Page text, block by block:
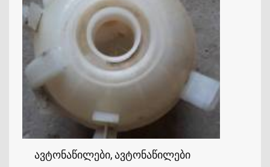
ავტონაწილები, ავტონაწილები